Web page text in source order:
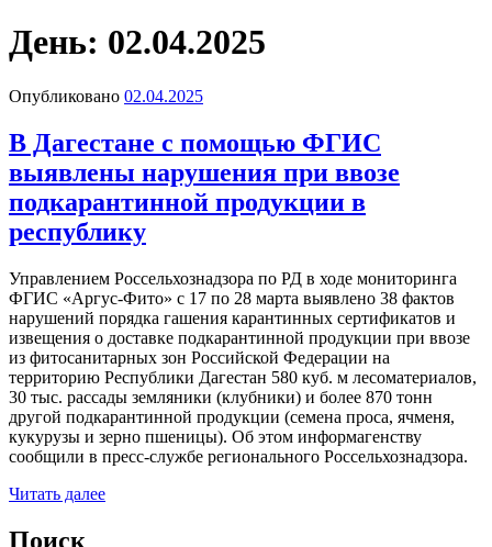
День: 02.04.2025
Опубликовано 02.04.2025
В​ Дагестане​ с помощью ФГИС
выявлены нарушения при ввозе
подкарантинной продукции в
республику
Управлением Россельхознадзора по РД в ходе​ мониторинга
ФГИС «Аргус-Фито» с 17 по 28 марта выявлено 38 фактов
нарушений порядка гашения карантинных сертификатов и
извещения о доставке подкарантинной продукции при ввозе
из фитосанитарных зон Российской Федерации на
территорию Республики Дагестан 580 куб. м лесоматериалов,
30​ тыс. рассады земляники (клубники) и​ более 870 тонн​
другой​ подкарантинной продукции (семена проса, ячменя,
кукурузы и зерно пшеницы). Об этом информагенству
сообщили в пресс-службе регионального Россельхознадзора.​
Читать далее
Поиск